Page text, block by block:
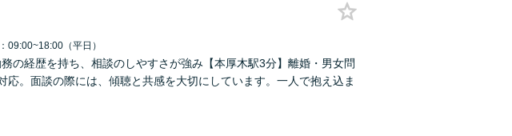
09:00~18:00（平日）
の経歴を持ち、相談のしやすさが強み【本厚木駅3分】離婚・男女問
。面談の際には、傾聴と共感を大切にしています。一人で抱え込ま